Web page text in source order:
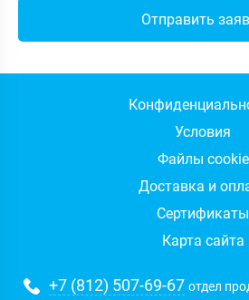
Условия
Файлы cookie
Доставка и
Сертификаты
Карта сайта
+7 (812) 507-69-67 отдел